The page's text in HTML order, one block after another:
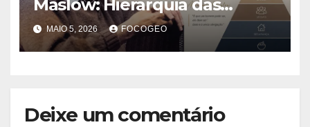
Maslow: Hierarquia das
Necessidades Humanas e sua
Importância para
Compreender o
MAIO 5, 2026 FOCOGEO
Deixe um comentário